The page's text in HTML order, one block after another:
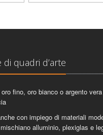
di quadri d’arte
fino, oro bianco o argento
con impiego di materiali
alluminio, plexiglas e